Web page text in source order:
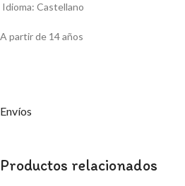
Idioma: Castellano
A partir de 14 años
Envíos
Productos relacionados